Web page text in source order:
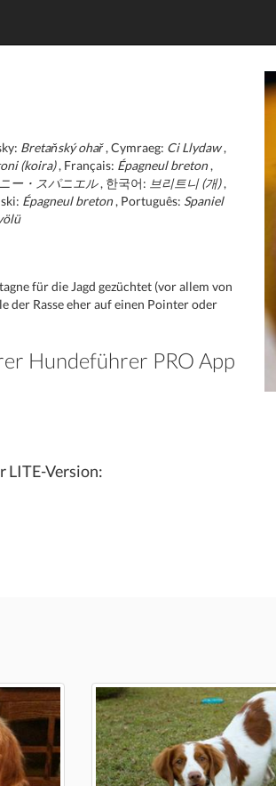
Bretaňský ohař, Cymraeg: Ci Llydaw,
(koira), Français: Épagneul breton,
ー・スパニエル, 한국어: 브리트니 (개),
Épagneul breton, Português: Spaniel
für die Jagd gezüchtet (vor allem von
der Rasse eher auf einen Pointer oder
Hundeführer PRO App
LITE-Version: